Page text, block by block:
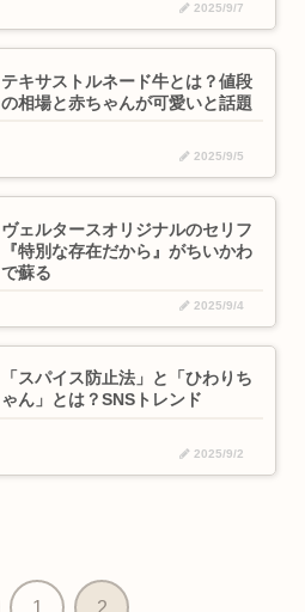
2025/9/7
テキサストルネード牛とは？値段
の相場と赤ちゃんが可愛いと話題
2025/9/5
ヴェルタースオリジナルのセリフ
『特別な存在だから』がちいかわ
で蘇る
2025/9/4
「スパイス防止法」と「ひわりち
ゃん」とは？SNSトレンド
2025/9/2
1 2